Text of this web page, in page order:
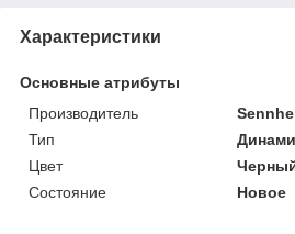
Характеристики
Основные атрибуты
Производитель
Тип
Цвет
Состояние
Новое